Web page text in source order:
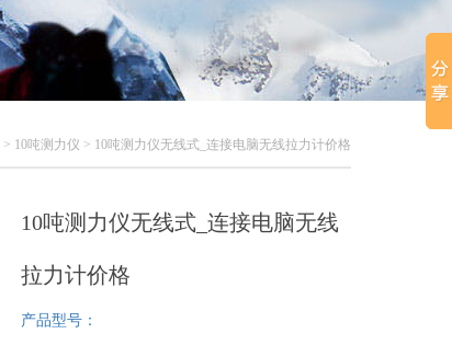
> 10吨测力仪 > 10吨测力仪无线式_连接电脑无线拉力计价格
10吨测力仪无线式_连接电脑无线
拉力计价格
产品型号：